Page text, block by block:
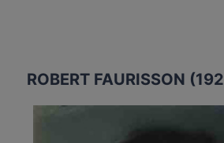
ROBERT FAURISSON